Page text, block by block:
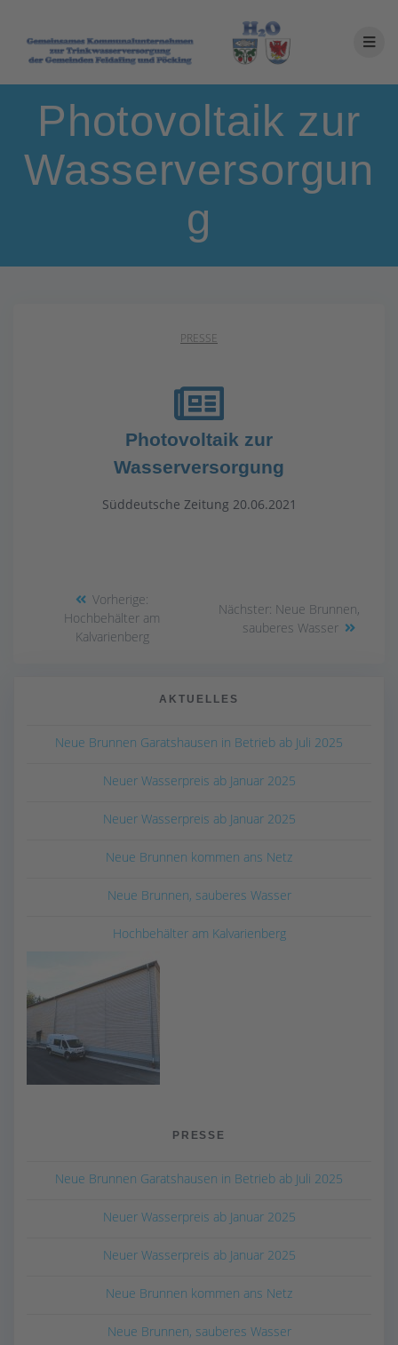
Photovoltaik zur
Wasserversorgun
g
PRESSE
Photovoltaik zur
Wasserversorgung
Süddeutsche Zeitung 20.06.2021
Vorherige:
Hochbehälter am
Kalvarienberg
Nächster: Neue Brunnen,
sauberes Wasser
AKTUELLES
Neue Brunnen Garatshausen in Betrieb ab Juli 2025
Neuer Wasserpreis ab Januar 2025
Neuer Wasserpreis ab Januar 2025
Neue Brunnen kommen ans Netz
Neue Brunnen, sauberes Wasser
Hochbehälter am Kalvarienberg
PRESSE
Neue Brunnen Garatshausen in Betrieb ab Juli 2025
Neuer Wasserpreis ab Januar 2025
Neuer Wasserpreis ab Januar 2025
Neue Brunnen kommen ans Netz
Neue Brunnen, sauberes Wasser